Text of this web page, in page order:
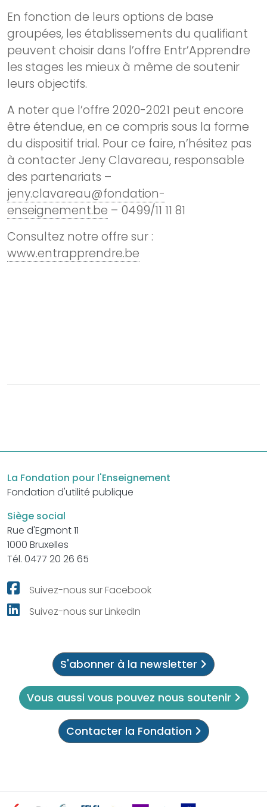
En fonction de leurs options de base
groupées, les établissements du qualifiant
peuvent choisir dans l’offre Entr’Apprendre
les stages les mieux à même de soutenir
leurs objectifs.
A noter que l’offre 2020-2021 peut encore
être étendue, en ce compris sous la forme
du dispositif trial. Pour ce faire, n’hésitez pas
à contacter Jeny Clavareau, responsable
des partenariats –
jeny.clavareau@fondation-
enseignement.be – 0499/11 11 81
Consultez notre offre sur :
www.entrapprendre.be
La Fondation pour l'Enseignement
Fondation d'utilité publique
Siège social
Rue d'Egmont 11
1000 Bruxelles
Tél. 0477 20 26 65
Suivez-nous sur Facebook
Suivez-nous sur LinkedIn
S'abonner à la newsletter
Vous aussi vous pouvez nous soutenir
Contacter la Fondation